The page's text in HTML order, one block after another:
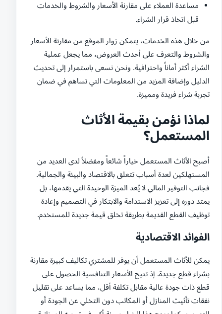
مساعدة العملاء على مقارنة الأسعار والشروط والخدمات
قبل اتخاذ قرار الشراء.
من خلال هذه الخدمات، يتمكن زوار الموقع من مقارنة الأسعار
والشروط والتعرف على أحدث العروض، مما يجعل عملية
الشراء أكثر أماناً واحترافية. ونحن نسعى باستمرار إلى تحديث
الدليل وإضافة المزيد من المعلومات التي تساهم في ضمان
تجربة شراء فريدة ومميزة.
لماذا نؤمن بقيمة الأثاث
المستعمل؟
أصبح الأثاث المستعمل خياراً شائعاً ومفضلاً لدى العديد من
المستهلكين لعدة أسباب تتعلق بالاقتصاد والبيئة والجمالية.
فجانب التوفير المالي لا يُعد الميزة الوحيدة التي يقدمها، بل
يمتد دوره إلى تعزيز الاستدامة والابتكار في التصميم وإعادة
توظيف القطع القديمة بطريقة تخلق قيمة جديدة للمستخدم.
الفوائد الاقتصادية
يمكن للأثاث المستعمل أن يوفر للمشتري تكاليف كبيرة مقارنة
بشراء قطع جديدة. إذ تتيح الأسعار التنافسية الحصول على
قطع ذات جودة عالية مقابل تكلفة أقل، مما يساعد على تقليل
نفقات تأثيث المنازل أو المكاتب دون التخلي عن الجودة أو